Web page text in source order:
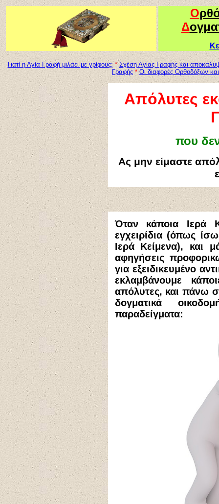
Ο
Δ
Γιατί η Αγία Γραφή μιλάει με γρίφους;*Σχέση Αγίας Γραφής και
Γραφής * Οι διαφορές Ορθοδόξων
Απόλυτες
που
Ας μην είμαστε
Όταν κάποια Ιερά
εγχειρίδια (όπως
Ιερά Κείμενα), και
αφηγήσεις
για εξειδικευμένο
εκλαμβάνουμε
απόλυτες, και πάνω
δογματικά
παραδείγματα: